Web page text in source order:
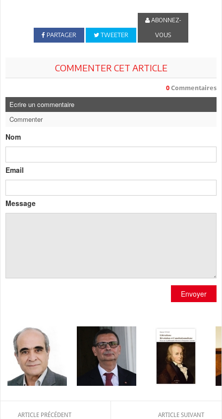
PARTAGER TWEETER
ABONNEZ-
VOUS
COMMENTER CET ARTICLE
0 Commentaires
Ecrire un commentaire
Commenter
Nom
Email
Message
Envoyer
ARTICLE PRÉCÉDENT ARTICLE SUIVANT